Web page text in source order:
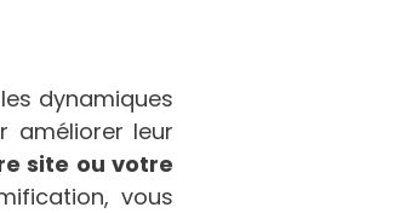
dynamiques
améliorer leur
site ou votre
vous